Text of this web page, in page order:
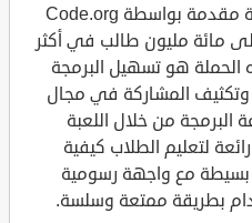
ساعة البرمجة هي حملة عالمية مقدمة بواسطة Code.org
وتوصلت إلى مائة مليون طالب في أكثر
الحملة هو تسهيل البرمجة
وتكثيف المشاركة في مجال
البرمجة من خلال اللعبة
لتعليم الطلاب كيفية
بسيطة مع واجهة رسومية
بطريقة ممتعة وسلسة.